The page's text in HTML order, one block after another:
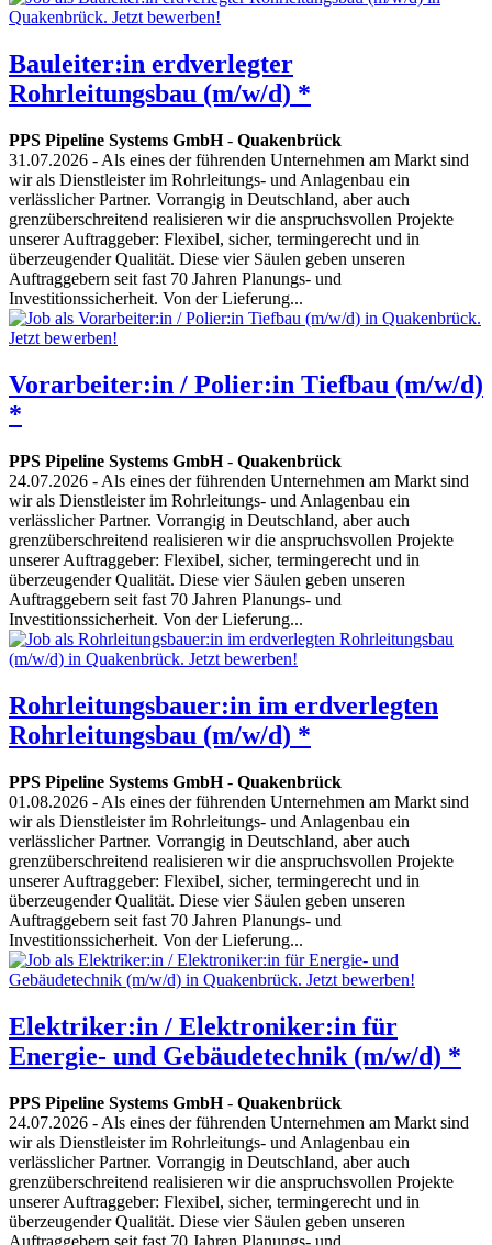
Bauleiter:in erdverlegter
Rohrleitungsbau (m/w/d) *
PPS Pipeline Systems GmbH- Quakenbrück
31.07.2026 - Als eines der führenden Unternehmen am Markt sind
wir als Dienstleister im Rohrleitungs- und Anlagenbau ein
verlässlicher Partner. Vorrangig in Deutschland, aber auch
grenzüberschreitend realisieren wir die anspruchsvollen Projekte
unserer Auftraggeber: Flexibel, sicher, termingerecht und in
überzeugender Qualität. Diese vier Säulen geben unseren
Auftraggebern seit fast 70 Jahren Planungs- und
Investitionssicherheit. Von der Lieferung...
Vorarbeiter:in / Polier:in Tiefbau (m/w/d)
*
PPS Pipeline Systems GmbH- Quakenbrück
24.07.2026 - Als eines der führenden Unternehmen am Markt sind
wir als Dienstleister im Rohrleitungs- und Anlagenbau ein
verlässlicher Partner. Vorrangig in Deutschland, aber auch
grenzüberschreitend realisieren wir die anspruchsvollen Projekte
unserer Auftraggeber: Flexibel, sicher, termingerecht und in
überzeugender Qualität. Diese vier Säulen geben unseren
Auftraggebern seit fast 70 Jahren Planungs- und
Investitionssicherheit. Von der Lieferung...
Rohrleitungsbauer:in im erdverlegten
Rohrleitungsbau (m/w/d) *
PPS Pipeline Systems GmbH- Quakenbrück
01.08.2026 - Als eines der führenden Unternehmen am Markt sind
wir als Dienstleister im Rohrleitungs- und Anlagenbau ein
verlässlicher Partner. Vorrangig in Deutschland, aber auch
grenzüberschreitend realisieren wir die anspruchsvollen Projekte
unserer Auftraggeber: Flexibel, sicher, termingerecht und in
überzeugender Qualität. Diese vier Säulen geben unseren
Auftraggebern seit fast 70 Jahren Planungs- und
Investitionssicherheit. Von der Lieferung...
Elektriker:in / Elektroniker:in für
Energie- und Gebäudetechnik (m/w/d) *
PPS Pipeline Systems GmbH- Quakenbrück
24.07.2026 - Als eines der führenden Unternehmen am Markt sind
wir als Dienstleister im Rohrleitungs- und Anlagenbau ein
verlässlicher Partner. Vorrangig in Deutschland, aber auch
grenzüberschreitend realisieren wir die anspruchsvollen Projekte
unserer Auftraggeber: Flexibel, sicher, termingerecht und in
überzeugender Qualität. Diese vier Säulen geben unseren
Auftraggebern seit fast 70 Jahren Planungs- und